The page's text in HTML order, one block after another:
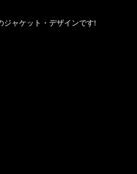
ャケット・デザインです!